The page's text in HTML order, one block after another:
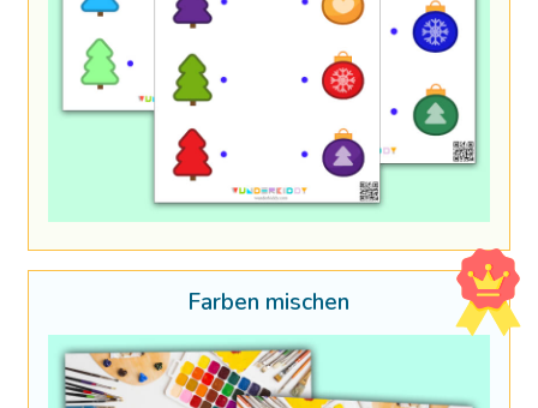
Farben mischen